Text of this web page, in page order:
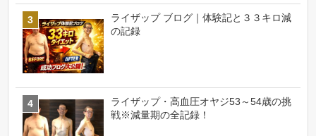
ライザップ ブログ｜体験記と３３キロ減
の記録
ライザップ・高血圧オヤジ53～54歳の挑
戦※減量期の全記録！